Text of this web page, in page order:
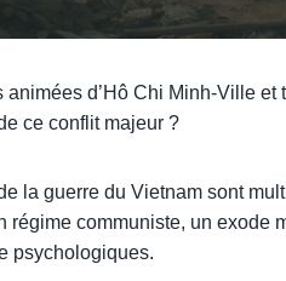
animées d’Hô Chi Minh-Ville
ce conflit majeur ?
la guerre du Vietnam sont
régime communiste, un exode
psychologiques.